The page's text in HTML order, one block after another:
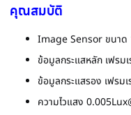
คุณสมบัติ
Image Sensor ขนาด
ข้อมูลกระแสหลัก เฟรม
ข้อมูลกระแสรอง เฟร
ความไวแสง